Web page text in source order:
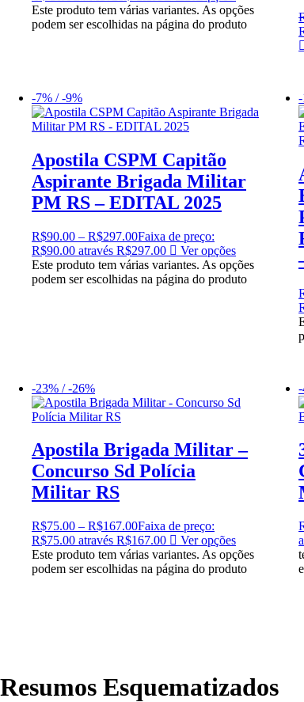
Este produto tem várias variantes. As opções
podem ser escolhidas na página do produto
-7% / -9%
Apostila CSPM Capitão
Aspirante Brigada Militar
PM RS – EDITAL 2025
R$90.00 – R$297.00Faixa de preço:
R$90.00 através R$297.00
Ver opções
Este produto tem várias variantes. As opções
podem ser escolhidas na página do produto
-23% / -26%
Apostila Brigada Militar –
Concurso Sd Polícia
Militar RS
R$75.00 – R$167.00Faixa de preço:
R$75.00 através R$167.00
Ver opções
Este produto tem várias variantes. As opções
podem ser escolhidas na página do produto
Resumos Esquematizados